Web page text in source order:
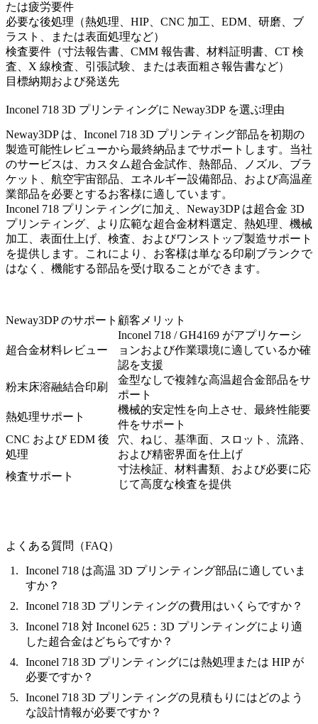
たは疲労要件
必要な後処理（熱処理、HIP、CNC 加工、EDM、研磨、ブ
ラスト、または表面処理など）
検査要件（寸法報告書、CMM 報告書、材料証明書、CT 検
査、X 線検査、引張試験、または表面粗さ報告書など）
目標納期および発送先
Inconel 718 3D プリンティングに Neway3DP を選ぶ理由
Neway3DP は、Inconel 718 3D プリンティング部品を初期の
製造可能性レビューから最終納品までサポートします。当社
のサービスは、カスタム超合金試作、熱部品、ノズル、ブラ
ケット、航空宇宙部品、エネルギー設備部品、および高温産
業部品を必要とするお客様に適しています。
Inconel 718 プリンティングに加え、Neway3DP は超合金 3D
プリンティング 、より広範な超合金材料選定、熱処理、機械
加工、表面仕上げ、検査、およびワンストップ製造サポート
を提供します。これにより、お客様は単なる印刷ブランクで
はなく、機能する部品を受け取ることができます。
Neway3DP のサポート 顧客メリット
超合金材料レビュー
Inconel 718 / GH4169 がアプリケーシ
ョンおよび作業環境に適しているか確
認を支援
粉末床溶融結合印刷
金型なしで複雑な高温超合金部品をサ
ポート
熱処理サポート
機械的安定性を向上させ、最終性能要
件をサポート
CNC および EDM 後
処理
穴、ねじ、基準面、スロット、流路、
および精密界面を仕上げ
検査サポート
寸法検証、材料書類、および必要に応
じて高度な検査を提供
よくある質問（FAQ）
Inconel 718 は高温 3D プリンティング部品に適していま
すか？
Inconel 718 3D プリンティングの費用はいくらですか？
Inconel 718 対 Inconel 625：3D プリンティングにより適
した超合金はどちらですか？
Inconel 718 3D プリンティングには熱処理または HIP が
必要ですか？
Inconel 718 3D プリンティングの見積もりにはどのよう
な設計情報が必要ですか？